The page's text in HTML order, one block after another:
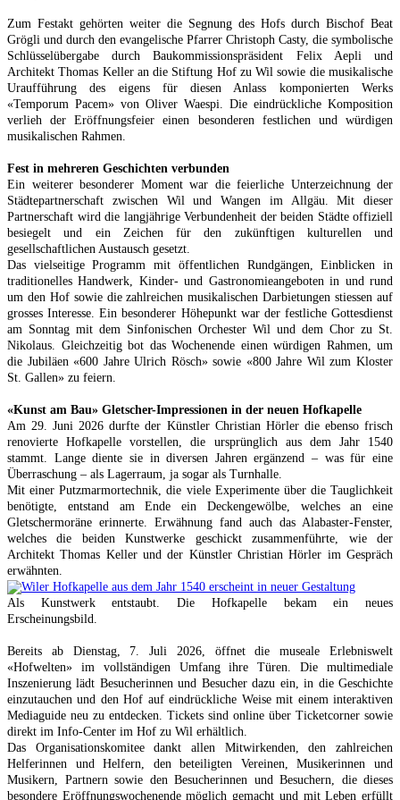
Zum Festakt gehörten weiter die Segnung des Hofs durch Bischof Beat
Grögli und durch den evangelische Pfarrer Christoph Casty, die symbolische
Schlüsselübergabe durch Baukommissionspräsident Felix Aepli und
Architekt Thomas Keller an die Stiftung Hof zu Wil sowie die musikalische
Uraufführung des eigens für diesen Anlass komponierten Werks
«Temporum Pacem» von Oliver Waespi. Die eindrückliche Komposition
verlieh der Eröffnungsfeier einen besonderen festlichen und würdigen
musikalischen Rahmen.
Fest in mehreren Geschichten verbunden
Ein weiterer besonderer Moment war die feierliche Unterzeichnung der
Städtepartnerschaft zwischen Wil und Wangen im Allgäu. Mit dieser
Partnerschaft wird die langjährige Verbundenheit der beiden Städte offiziell
besiegelt und ein Zeichen für den zukünftigen kulturellen und
gesellschaftlichen Austausch gesetzt.
Das vielseitige Programm mit öffentlichen Rundgängen, Einblicken in
traditionelles Handwerk, Kinder- und Gastronomieangeboten in und rund
um den Hof sowie die zahlreichen musikalischen Darbietungen stiessen auf
grosses Interesse. Ein besonderer Höhepunkt war der festliche Gottesdienst
am Sonntag mit dem Sinfonischen Orchester Wil und dem Chor zu St.
Nikolaus. Gleichzeitig bot das Wochenende einen würdigen Rahmen, um
die Jubiläen «600 Jahre Ulrich Rösch» sowie «800 Jahre Wil zum Kloster
St. Gallen» zu feiern.
«Kunst am Bau» Gletscher-Impressionen in der neuen Hofkapelle
Am 29. Juni 2026 durfte der Künstler Christian Hörler die ebenso frisch
renovierte Hofkapelle vorstellen, die ursprünglich aus dem Jahr 1540
stammt. Lange diente sie in diversen Jahren ergänzend – was für eine
Überraschung – als Lagerraum, ja sogar als Turnhalle.
Mit einer Putzmarmortechnik, die viele Experimente über die Tauglichkeit
benötigte, entstand am Ende ein Deckengewölbe, welches an eine
Gletschermoräne erinnerte. Erwähnung fand auch das Alabaster-Fenster,
welches die beiden Kunstwerke geschickt zusammenführte, wie der
Architekt Thomas Keller und der Künstler Christian Hörler im Gespräch
erwähnten.
Als Kunstwerk entstaubt. Die Hofkapelle bekam ein neues
Erscheinungsbild.
Bereits ab Dienstag, 7. Juli 2026, öffnet die museale Erlebniswelt
«Hofwelten» im vollständigen Umfang ihre Türen. Die multimediale
Inszenierung lädt Besucherinnen und Besucher dazu ein, in die Geschichte
einzutauchen und den Hof auf eindrückliche Weise mit einem interaktiven
Mediaguide neu zu entdecken. Tickets sind online über Ticketcorner sowie
direkt im Info-Center im Hof zu Wil erhältlich.
Das Organisationskomitee dankt allen Mitwirkenden, den zahlreichen
Helferinnen und Helfern, den beteiligten Vereinen, Musikerinnen und
Musikern, Partnern sowie den Besucherinnen und Besuchern, die dieses
besondere Eröffnungswochenende möglich gemacht und mit Leben erfüllt